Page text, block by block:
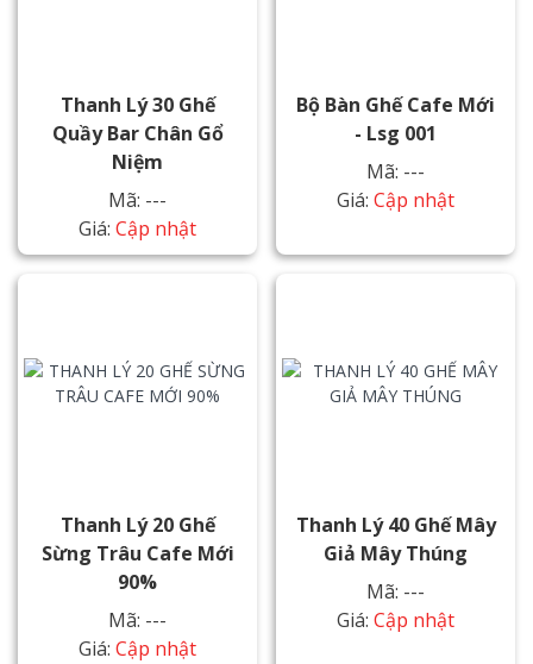
Thanh Lý 30 Ghế
Quầy Bar Chân Gổ
Niệm
Mã: ---
Giá: Cập nhật
Bộ Bàn Ghế Cafe Mới
- Lsg 001
Mã: ---
Giá: Cập nhật
Thanh Lý 20 Ghế
Sừng Trâu Cafe Mới
90%
Mã: ---
Giá: Cập nhật
Thanh Lý 40 Ghế Mây
Giả Mây Thúng
Mã: ---
Giá: Cập nhật